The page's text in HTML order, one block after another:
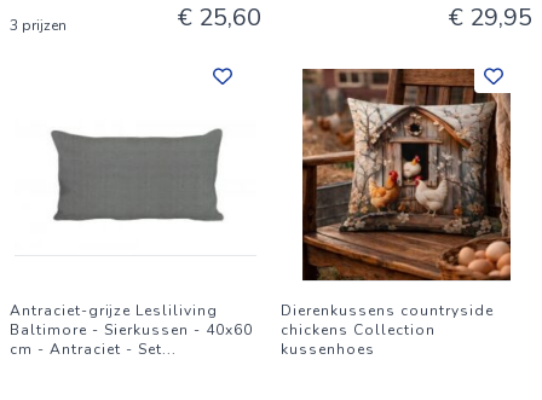
3 prijzen € 25,60 € 29,95
Antraciet-grijze Lesliliving
Baltimore - Sierkussen - 40x60
cm - Antraciet - Set...
Dierenkussens countryside
chickens Collection
kussenhoes